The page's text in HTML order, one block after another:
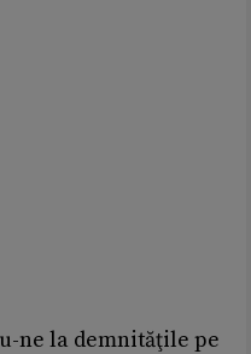
ne la demnităţile pe